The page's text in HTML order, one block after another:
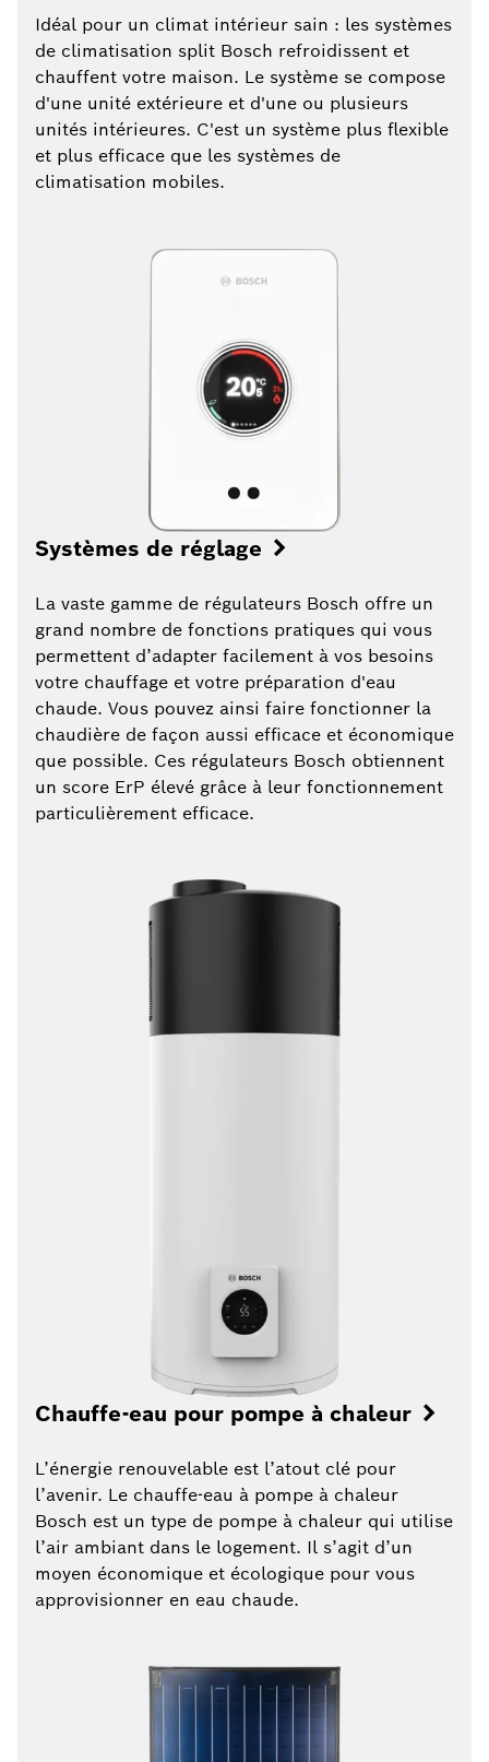
Idéal pour un climat intérieur sain : les systèmes
de climatisation split Bosch refroidissent et
chauffent votre maison. Le système se compose
d'une unité extérieure et d'une ou plusieurs
unités intérieures. C'est un système plus flexible
et plus efficace que les systèmes de
climatisation mobiles.
Systèmes de réglage
La vaste gamme de régulateurs Bosch offre un
grand nombre de fonctions pratiques qui vous
permettent d’adapter facilement à vos besoins
votre chauffage et votre préparation d'eau
chaude. Vous pouvez ainsi faire fonctionner la
chaudière de façon aussi efficace et économique
que possible. Ces régulateurs Bosch obtiennent
un score ErP élevé grâce à leur fonctionnement
particulièrement efficace.
Chauffe-eau pour pompe à chaleur
L’énergie renouvelable est l’atout clé pour
l’avenir. Le chauffe-eau à pompe à chaleur
Bosch est un type de pompe à chaleur qui utilise
l’air ambiant dans le logement. Il s’agit d’un
moyen économique et écologique pour vous
approvisionner en eau chaude.